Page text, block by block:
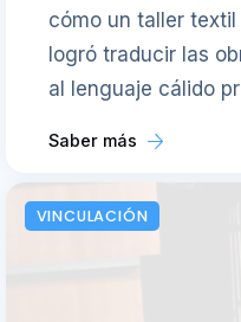
cómo un taller
logró traducir las
al lenguaje cálido
Saber más
VINCULACIÓN